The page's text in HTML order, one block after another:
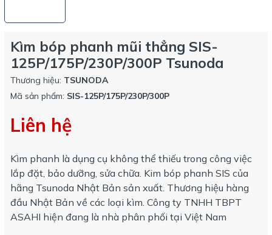
Kìm bóp phanh mũi thẳng SIS-
125P/175P/230P/300P Tsunoda
Thương hiệu: TSUNODA
Mã sản phẩm: SIS-125P/175P/230P/300P
Liên hệ
Kìm phanh là dụng cụ không thể thiếu trong công việc
lắp đặt, bảo dưỡng, sửa chữa. Kim bóp phanh SIS của
hãng Tsunoda Nhật Bản sản xuất. Thương hiệu hàng
đầu Nhật Bản về các loại kìm. Công ty TNHH TBPT
ASAHI hiện đang là nhà phân phối tại Việt Nam